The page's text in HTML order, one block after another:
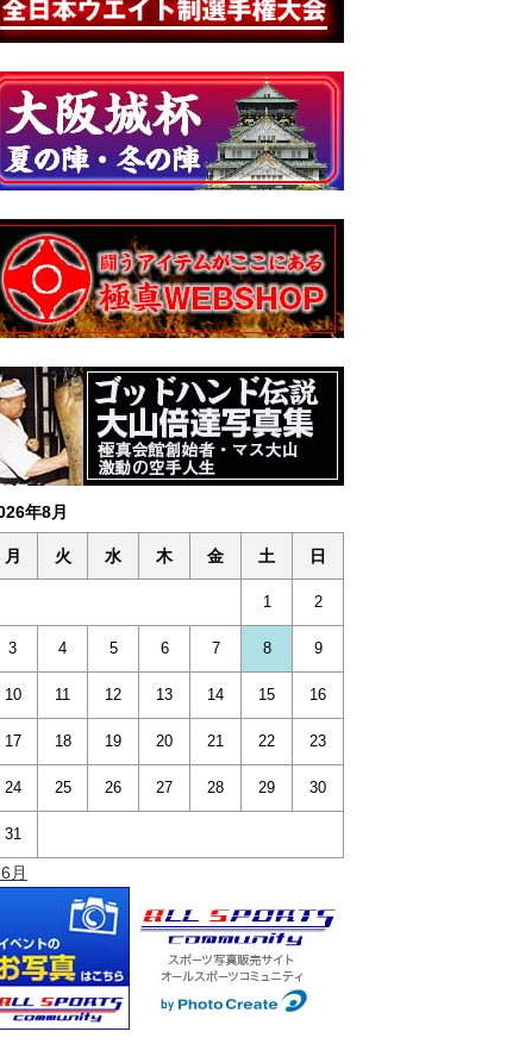
年8月
月 火 水 木 金 土 日
1 2
3 4 5 6 7 8 9
10 11 12 13 14 15 16
17 18 19 20 21 22 23
24 25 26 27 28 29 30
31
月